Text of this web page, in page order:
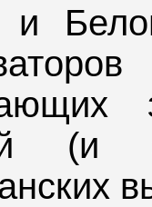
и
(и